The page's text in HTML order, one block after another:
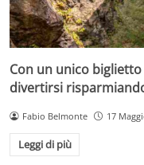
Con un unico
divertirsi
Fabio Belmonte 17
Leggi di più